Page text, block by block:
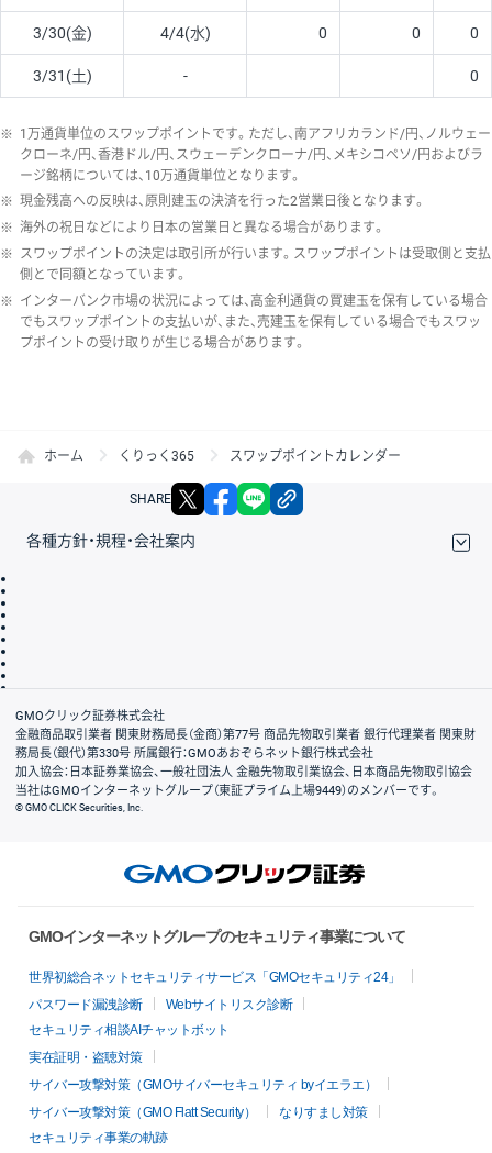
3/30(金) 4/4(水) 0 0 0
3/31(土) - 0
※ 1万通貨単位のスワップポイントです。ただし、南アフリカランド/円、ノルウェー
クローネ/円、香港ドル/円、スウェーデンクローナ/円、メキシコペソ/円およびラ
ージ銘柄については、10万通貨単位となります。
※ 現金残高への反映は、原則建玉の決済を行った2営業日後となります。
※ 海外の祝日などにより日本の営業日と異なる場合があります。
※ スワップポイントの決定は取引所が行います。スワップポイントは受取側と支払
側とで同額となっています。
※ インターバンク市場の状況によっては、高金利通貨の買建玉を保有している場合
でもスワップポイントの支払いが、また、売建玉を保有している場合でもスワッ
プポイントの受け取りが生じる場合があります。
ホーム くりっく365 スワップポイントカレンダー
SHARE X facebook
各種方針・規程・会社案内
会社案内
GMOクリック証券株式会社
金融商品取引業者 関東財務局長（金商）第77号 商品先物取引業者 銀行代理業者 関東財
務局長（銀代）第330号 所属銀行：GMOあおぞらネット銀行株式会社
加入協会：日本証券業協会、一般社団法人 金融先物取引業協会、日本商品先物取引協会
当社はGMOインターネットグループ（東証プライム上場9449）のメンバーです。
© GMO CLICK Securities, Inc.
GMOインターネットグループのセキュリティ事業について
世界初総合ネットセキュリティサービス「GMOセキュリティ24」
パスワード漏洩診断
Webサイトリスク診断
セキュリティ相談AIチャットボット
実在証明・盗聴対策
サイバー攻撃対策（GMOサイバーセキュリティ byイエラエ）
サイバー攻撃対策（GMO Flatt Security）
なりすまし対策
セキュリティ事業の軌跡